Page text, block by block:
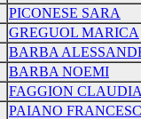
PICONESE SARA
GREGUOL MARICA
BARBA
BARBA NOEMI
FAGGION
PAIANO